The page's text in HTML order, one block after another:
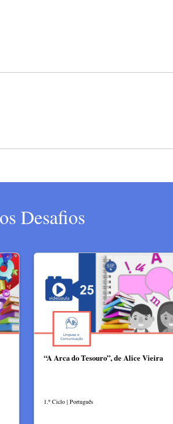
Desafios
“A Arca do Tesouro”, de Alice Vieira
1.º Ciclo | Português